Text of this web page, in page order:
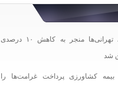
همکاری تهرانی‌ها منجر به کاهش ۱۰ درصدی
شد
کشاورزی پرداخت غرامت‌ها را